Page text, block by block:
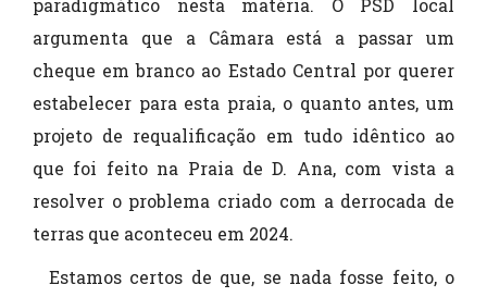
paradigmático nesta matéria. O PSD local
argumenta que a Câmara está a passar um
cheque em branco ao Estado Central por querer
estabelecer para esta praia, o quanto antes, um
projeto de requalificação em tudo idêntico ao
que foi feito na Praia de D. Ana, com vista a
resolver o problema criado com a derrocada de
terras que aconteceu em 2024.
Estamos certos de que, se nada fosse feito, o